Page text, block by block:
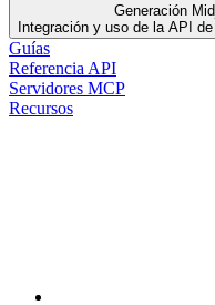
Generación
Integración y uso de la API
Guías
Referencia API
Servidores MCP
Recursos